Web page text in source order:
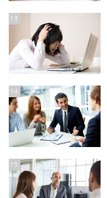
13
14
15